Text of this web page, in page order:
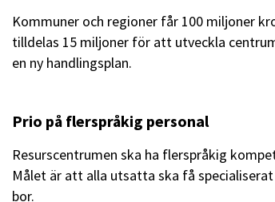
Kommuner och regioner får 100 miljoner
tilldelas 15 miljoner för att utveckla
en ny handlingsplan.
Prio på flerspråkig personal
Resurscentrumen ska ha flerspråkig
Målet är att alla utsatta ska få
bor.